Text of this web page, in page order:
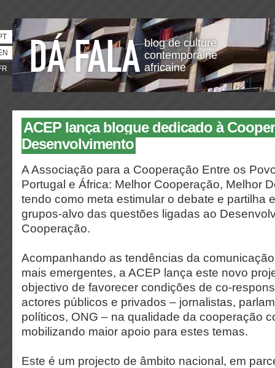
blog de culture
contemporaine
africaine
ACEP lança blogue dedicado à
Desenvolvimento
A Associação para a Cooperação Entre os
Portugal e África: Melhor Cooperação, Melhor
tendo como meta estimular o debate e partilha
grupos-alvo das questões ligadas ao
Cooperação.
Acompanhando as tendências da
mais emergentes, a ACEP lança este novo
objectivo de favorecer condições de co-
actores públicos e privados – jornalistas,
políticos, ONG – na qualidade da cooperação
mobilizando maior apoio para estes temas.
Este é um projecto de âmbito nacional, em